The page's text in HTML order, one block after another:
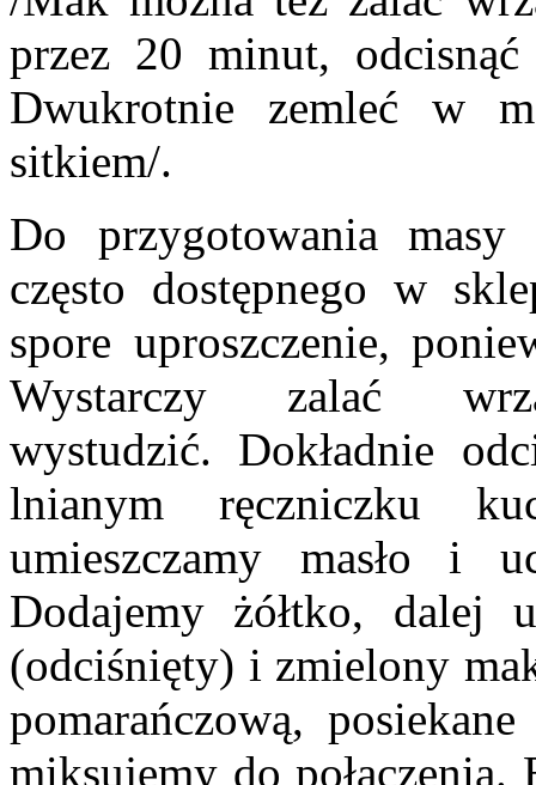
przez 20 minut,
Dwukrotnie zemleć w
sitkiem/.
Do przygotowania
często dostępnego w
spore uproszczenie,
Wystarczy zalać
wystudzić. Dokładnie
lnianym ręczniczku
umieszczamy masło i
Dodajemy żółtko, dalej
(odciśnięty) i zmielony
pomarańczową,
miksujemy do